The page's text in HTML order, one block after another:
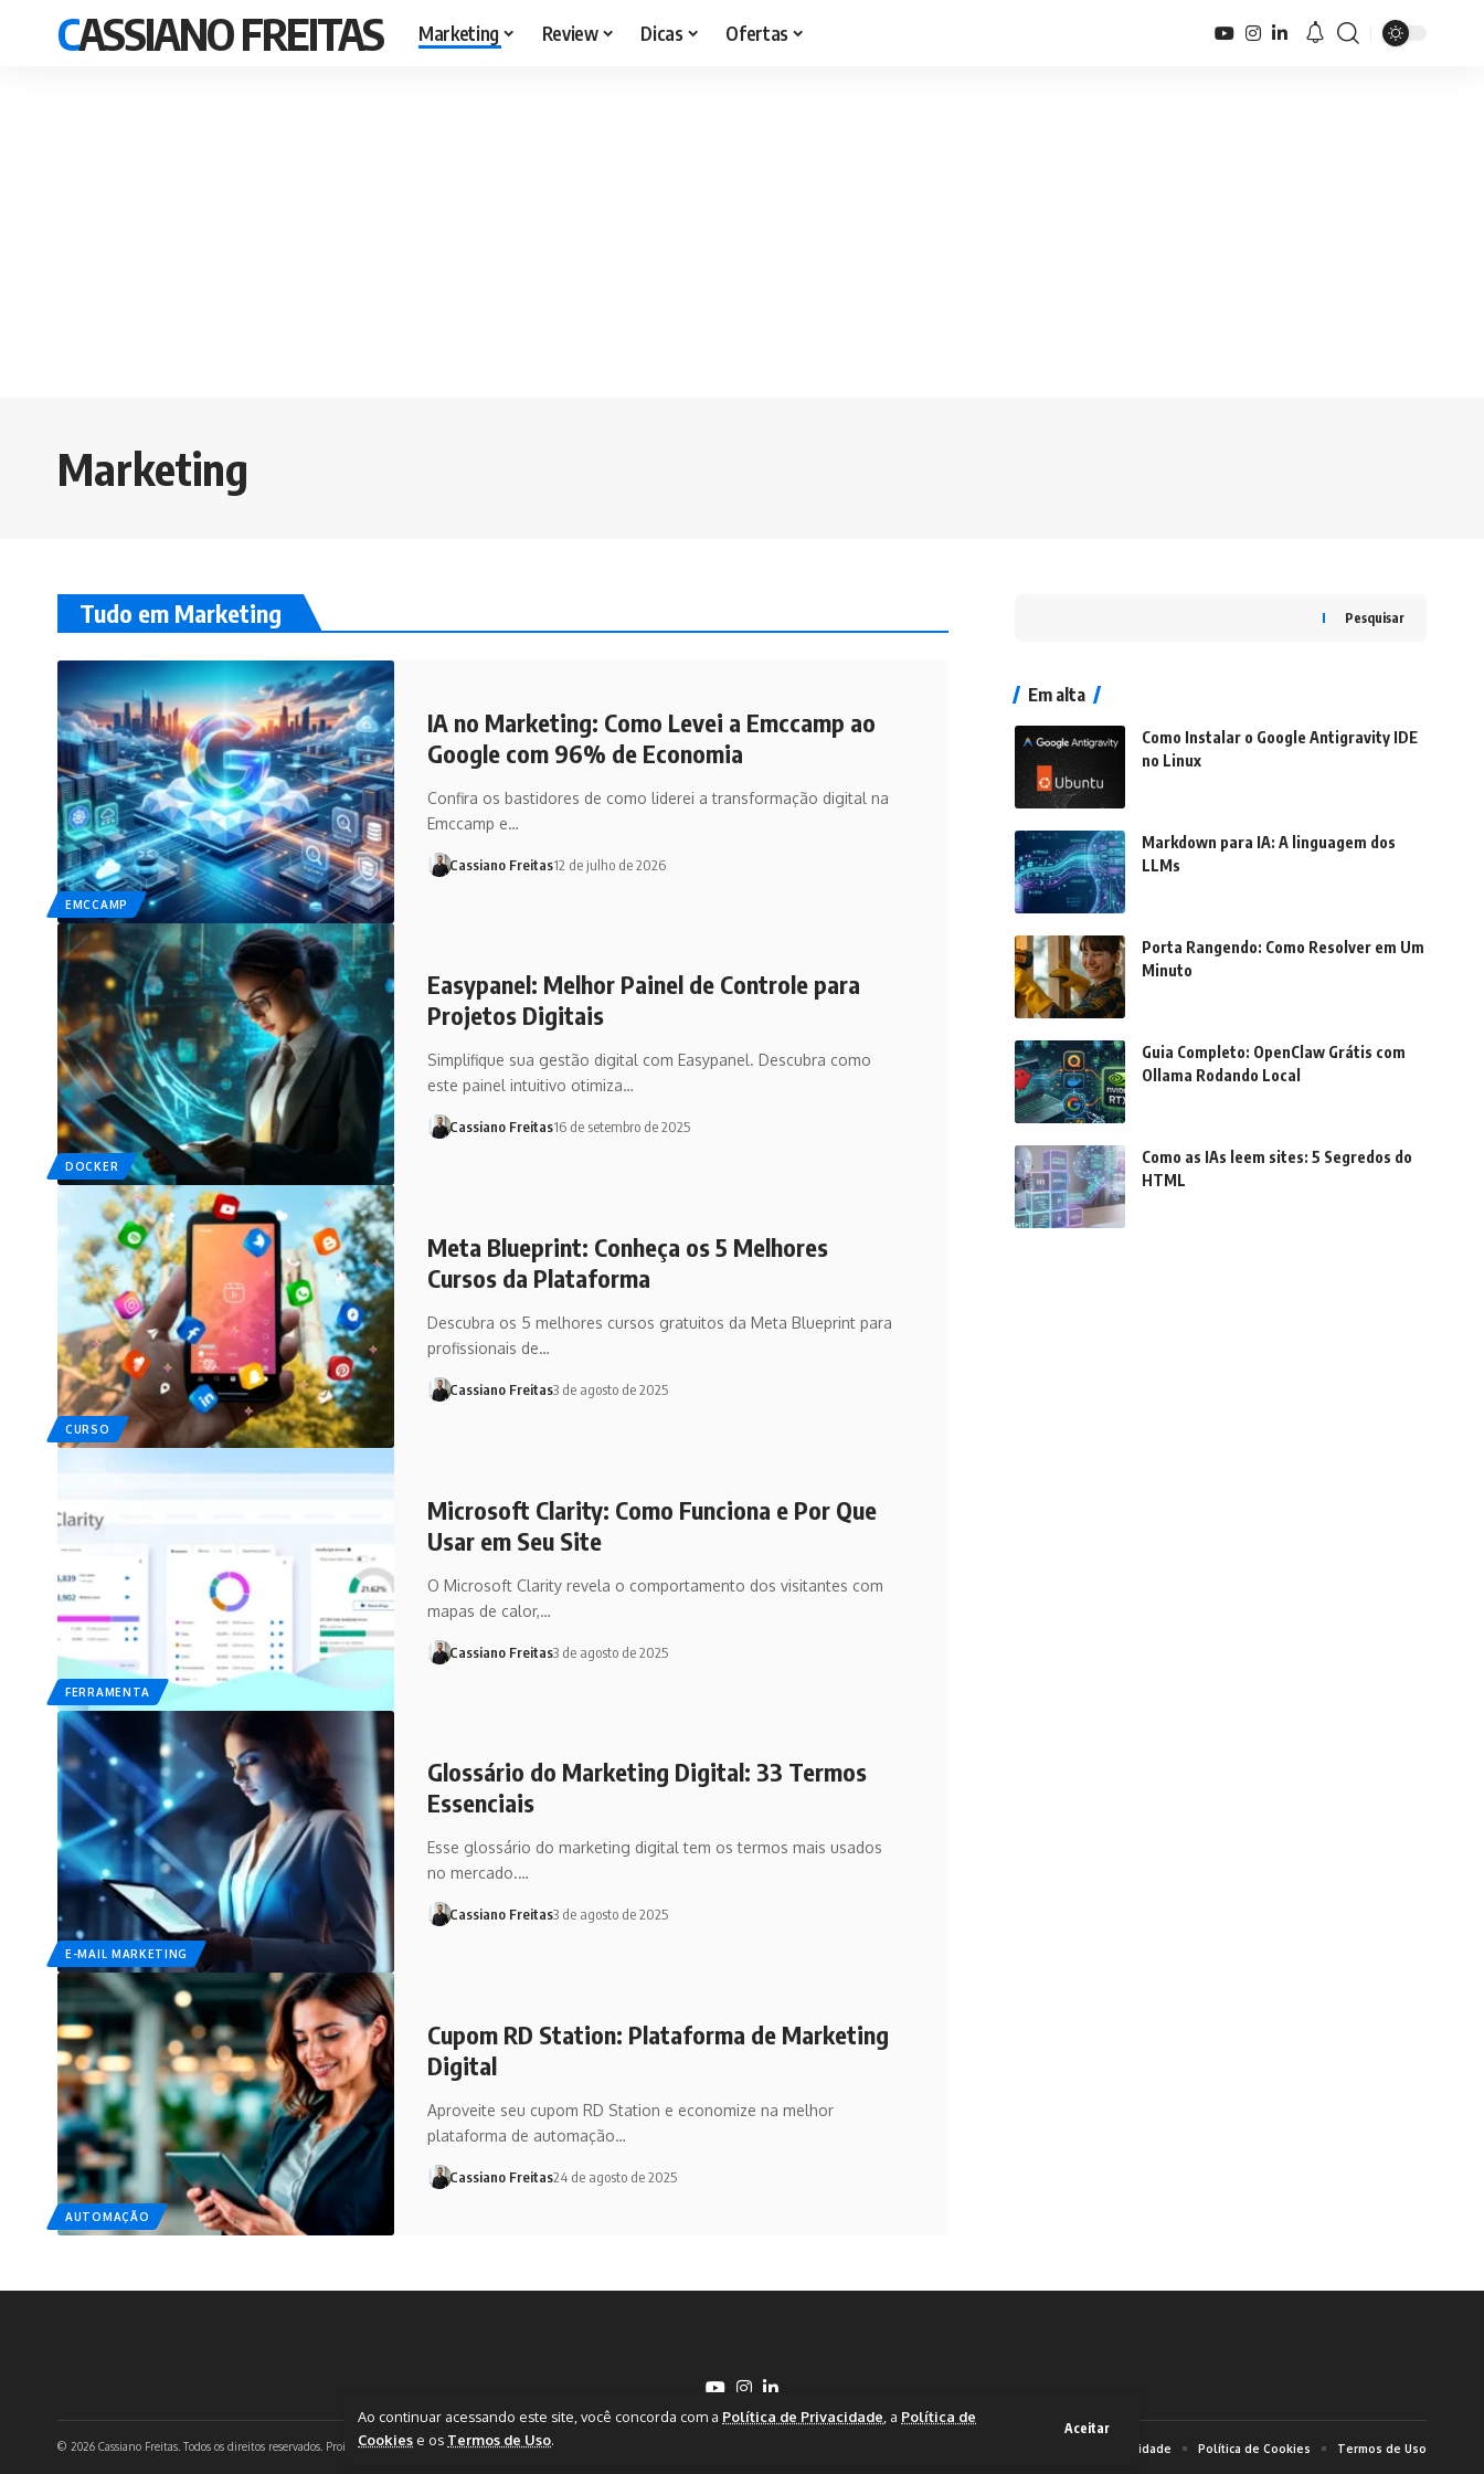
Ao continuar acessando este site, você concorda com a Política de Privacidade , a Política de
Cookies e os Termos de Uso.
Aceitar
CASSIANO FREITAS Marketing Review Dicas Ofertas
Marketing
Tudo em Marketing
EMCCAMP
IA no Marketing: Como Levei a Emccamp ao
Google com 96% de Economia
Confira os bastidores de como liderei a transformação digital na
Emccamp e…
Cassiano Freitas12 de julho de 2026
DOCKER
Easypanel: Melhor Painel de Controle para
Projetos Digitais
Simplifique sua gestão digital com Easypanel. Descubra como
este painel intuitivo otimiza…
Cassiano Freitas16 de setembro de 2025
CURSO
Meta Blueprint: Conheça os 5 Melhores
Cursos da Plataforma
Descubra os 5 melhores cursos gratuitos da Meta Blueprint para
profissionais de…
Cassiano Freitas3 de agosto de 2025
FERRAMENTA
Microsoft Clarity: Como Funciona e Por Que
Usar em Seu Site
O Microsoft Clarity revela o comportamento dos visitantes com
mapas de calor,…
Cassiano Freitas3 de agosto de 2025
E-MAIL MARKETING
Glossário do Marketing Digital: 33 Termos
Essenciais
Esse glossário do marketing digital tem os termos mais usados
no mercado.…
Cassiano Freitas3 de agosto de 2025
AUTOMAÇÃO
Cupom RD Station: Plataforma de Marketing
Digital
Aproveite seu cupom RD Station e economize na melhor
plataforma de automação…
Cassiano Freitas24 de agosto de 2025
Pesquisar
Em alta
Como Instalar o Google Antigravity IDE
no Linux
Markdown para IA: A linguagem dos
LLMs
Porta Rangendo: Como Resolver em Um
Minuto
Guia Completo: OpenClaw Grátis com
Ollama Rodando Local
Como as IAs leem sites: 5 Segredos do
HTML
© 2026 Cassiano Freitas. Todos os direitos reservados. Proibida a reprodução total ou parcial sem autorização prévia. Política de Privacidade Política de Cookies Termos de Uso